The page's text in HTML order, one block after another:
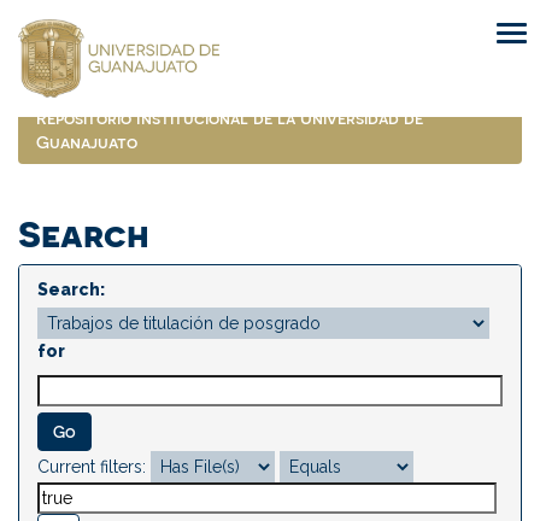
navigation
Repositorio Institucional de la Universidad de
Guanajuato
Search
Search:
for
Current filters: